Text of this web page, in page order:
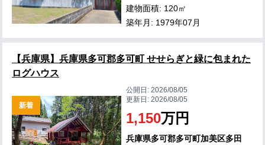
建物面積: 120㎡
築年月: 1979年07月
【兵庫県】兵庫県多可郡多可町 せせらぎと緑に包まれた
ログハウス
新着
公開日:2026/08/05
更新日:2026/08/05
1,150万円
兵庫県多可郡多可町加美区多田